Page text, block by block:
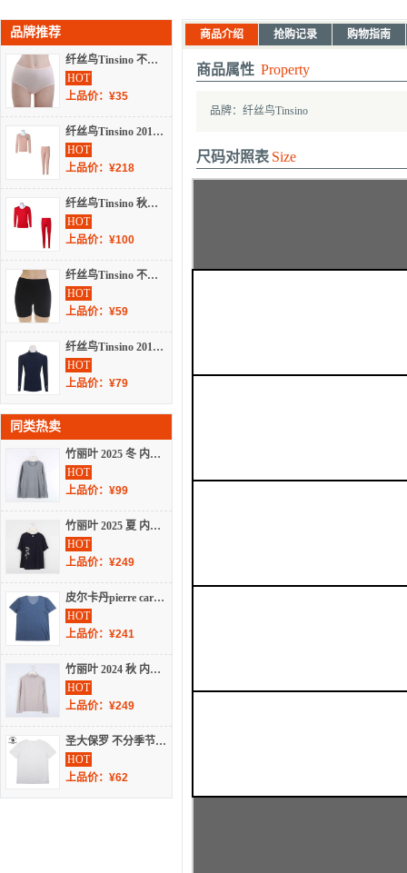
品牌推荐
纤丝鸟Tinsino 不分季节 内衣 女士内衣 内裤 19152
HOT
上品价：¥35
纤丝鸟Tinsino 2019 秋冬 内衣 女士内衣 保暖套装 19232
HOT
上品价：¥218
纤丝鸟Tinsino 秋冬 保暖套装 17213
HOT
上品价：¥100
纤丝鸟Tinsino 不分季节 内衣 女士内衣 打底裤 19148
HOT
上品价：¥59
纤丝鸟Tinsino 2018 秋冬 保暖上衣 18232
HOT
上品价：¥79
同类热卖
竹丽叶 2025 冬 内衣/睡衣/基础打底/袜子 基础打底 打底T恤 ZLY963008
HOT
上品价：¥99
竹丽叶 2025 夏 内衣/睡衣/基础打底/袜子 基础打底 打底T恤 Z3045
HOT
上品价：¥249
皮尔卡丹pierre cardin 2023 不分季节 内衣/睡衣/基础打底/袜子 基础打底 打底T恤 P552936
HOT
上品价：¥241
竹丽叶 2024 秋 内衣/睡衣/基础打底/袜子 基础打底 打底T恤 863005
HOT
上品价：¥249
圣大保罗 不分季节 内衣/睡衣/基础打底/袜子 基础打底 打底T恤 B552551
HOT
上品价：¥62
商品介绍 抢购记录 购物指南
商品属性 Property
品牌：纤丝鸟Tinsino
尺码对照表 Size